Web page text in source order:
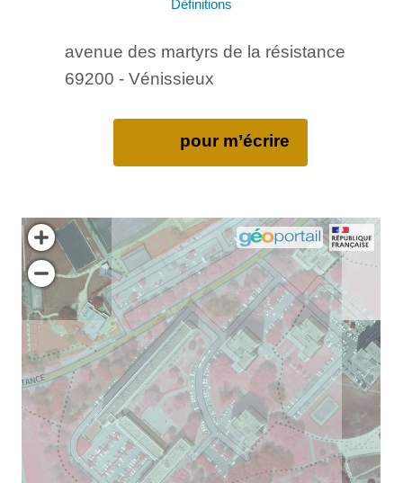
Définitions
avenue des martyrs de la résistance
69200 - Vénissieux
pour m’écrire